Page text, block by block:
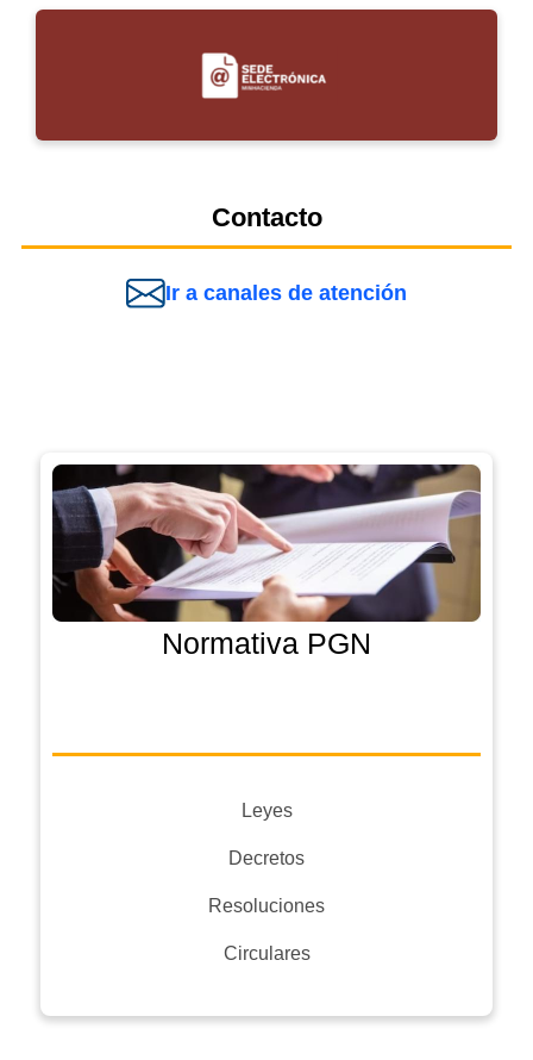
Contacto
Ir a canales de atención
Normativa PGN
Leyes
Decretos
Resoluciones
Circulares